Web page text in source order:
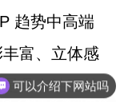
趋势中高端
富、立体感
具有油画笔
了解更多资讯内容